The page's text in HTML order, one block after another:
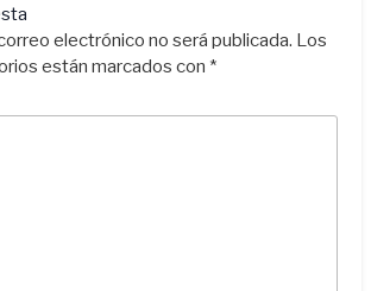
electrónico no será publicada. Los
están marcados con *